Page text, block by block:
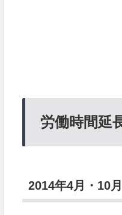
労働時間延
2014年4月・10月